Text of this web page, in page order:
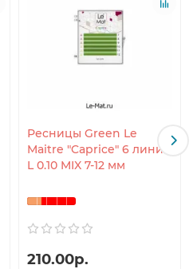
Ресницы Green Le
Maitre "Caprice" 6 линий
L 0.10 MIX 7-12 мм
210.00р.